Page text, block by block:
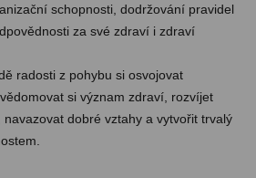
schopnosti, dodržování pravidel
za své zdraví i zdraví
radosti z pohybu si osvojovat
si význam zdraví, rozvíjet
dobré vztahy a vytvořit trvalý